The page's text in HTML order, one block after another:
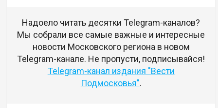
Надоело читать десятки Telegram-каналов?
Мы собрали все самые важные и интересные
новости Московского региона в новом
Telegram-канале. Не пропусти, подписывайся!
Telegram-канал издания "Вести
Подмосковья".